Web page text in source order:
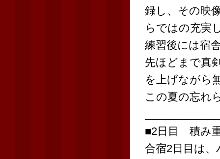
録し、その映
らではの充実
練習後には宿
先ほどまで真
を上げながら
この夏の忘れ
■2日目 積み
合宿2日目は